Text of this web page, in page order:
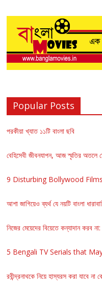
Popular Posts
পরকীয়া খ্যাত ১১টি বাংলা ছবি
বেহিসেবী জীবনযাপন, আজ স্মৃতির অতলে
9 Disturbing Bollywood
আশা জাগিয়েও ব্যর্থ যে নয়টি বাংলা
নিজের মেয়েদের বিয়েতে কন্যাদান করব
5 Bengali TV Serials that
রবীন্দ্রনাথকে নিয়ে হাস্যরস করা যাবে